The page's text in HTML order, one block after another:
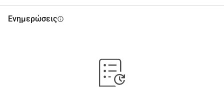
Ενημερώσειςinfo